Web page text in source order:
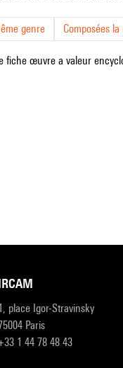
genre Composées
fiche œuvre a valeur
IRCAM
place Igor-Stravinsky
Paris
1 44 78 48 43